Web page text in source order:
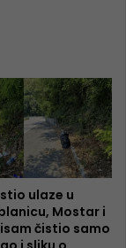
ulaze u
Mostar i
čistio samo